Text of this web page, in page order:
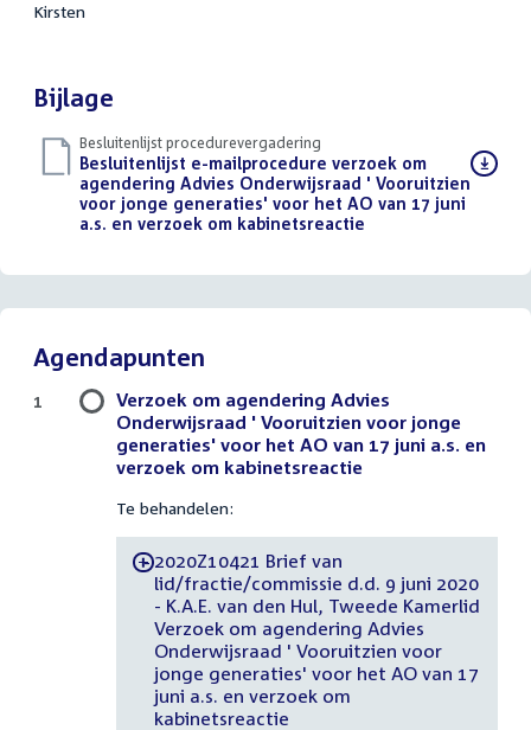
Kirsten
Bijlage
Besluitenlijst procedurevergadering
Download
bestand:
Besluitenlijst e-mailprocedure verzoek om
agendering Advies Onderwijsraad ' Vooruitzien
voor jonge generaties' voor het AO van 17 juni
a.s. en verzoek om kabinetsreactie
Agendapunten
Verzoek om agendering Advies
Onderwijsraad ' Vooruitzien voor jonge
generaties' voor het AO van 17 juni a.s. en
verzoek om kabinetsreactie
Te behandelen:
-2020Z10421 Brief van
lid/fractie/commissie d.d. 9 juni 2020
- K.A.E. van den Hul, Tweede Kamerlid
Verzoek om agendering Advies
Onderwijsraad ' Vooruitzien voor
jonge generaties' voor het AO van 17
juni a.s. en verzoek om
kabinetsreactie
1